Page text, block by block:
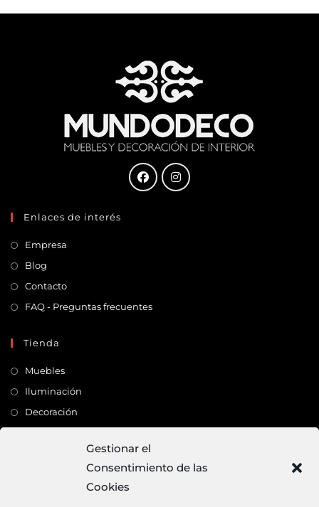
Gestionar el
Consentimiento de las
Cookies
Enlaces de interés
Empresa
Blog
Contacto
FAQ - Preguntas frecuentes
Tienda
Muebles
Iluminación
Decoración